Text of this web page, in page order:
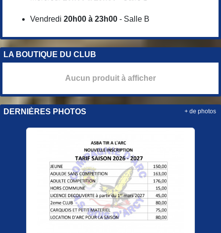
Vendredi 20h00 à 23h00 - Salle B
LA BOUTIQUE DU CLUB
Aucun produit à afficher
DERNIÈRES PHOTOS + de photos